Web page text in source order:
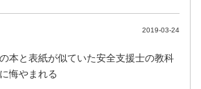
2019-03-24
本と表紙が似ていた安全支援士の教科
悔やまれる